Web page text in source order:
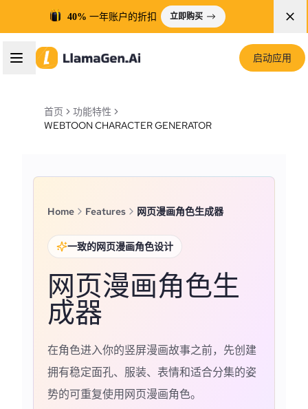
40% 一年账户的折扣 立即购买
启动应用
首页
功能特性
WEBTOON CHARACTER GENERATOR
Home Features 网页漫画角色生成器
一致的网页漫画角色设计
网页漫画角色生
成器
在角色进入你的竖屏漫画故事之前，先创建
拥有稳定面孔、服装、表情和适合分集的姿
势的可重复使用网页漫画角色。